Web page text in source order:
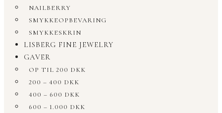
NAILBERRY
SMYKKEOPBEVARING
SMYKKESKRIN
LISBERG FINE JEWELRY
GAVER
OP TIL 200 DKK
200 – 400 DKK
400 – 600 DKK
600 – 1.000 DKK